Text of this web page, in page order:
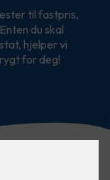
til fastpris,
du skal
hjelper vi
for deg!